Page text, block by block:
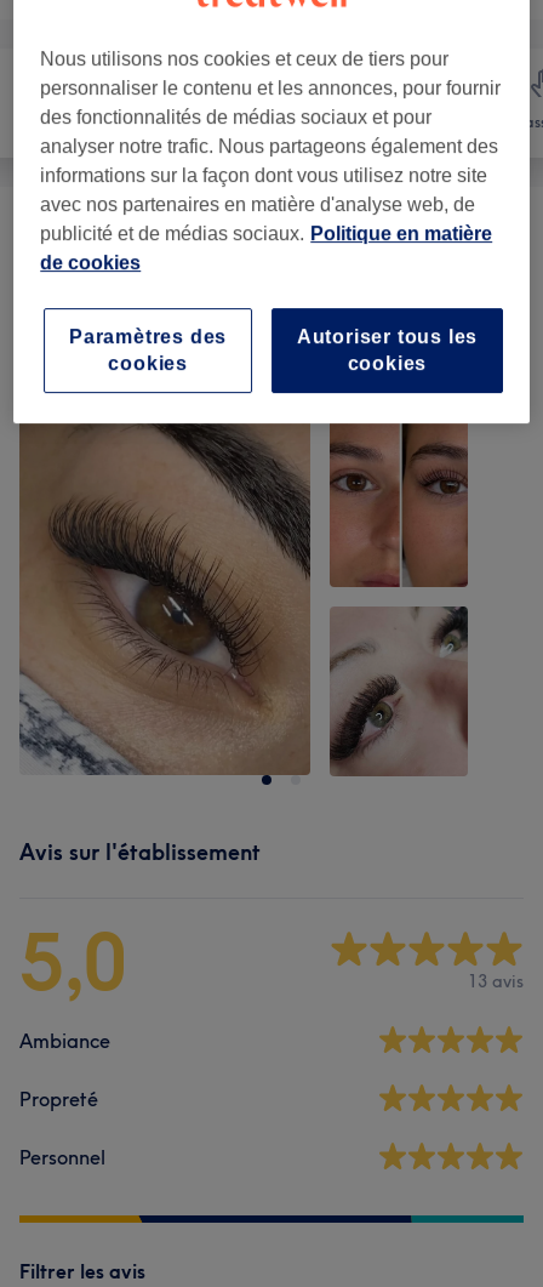
Épilation Visage
Femme - Épilation À La Cire (1) à partir de 8,50 €
Notre travail
Avis sur l'établissement
5,0 13 avis
Ambiance
Propreté
Personnel
Filtrer les avis
Nous utilisons nos cookies et ceux de tiers pour
personnaliser le contenu et les annonces, pour fournir
des fonctionnalités de médias sociaux et pour
analyser notre trafic. Nous partageons également des
informations sur la façon dont vous utilisez notre site
avec nos partenaires en matière d'analyse web, de
publicité et de médias sociaux. Politique en matière
de cookies
Autoriser tous les
cookies
Paramètres des
cookies